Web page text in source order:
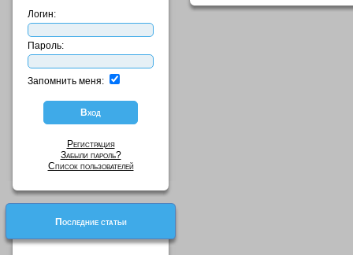
Логин:
Пароль:
Запомнить меня:
Регистрация
Забыли пароль?
Список пользователей
Последние статьи